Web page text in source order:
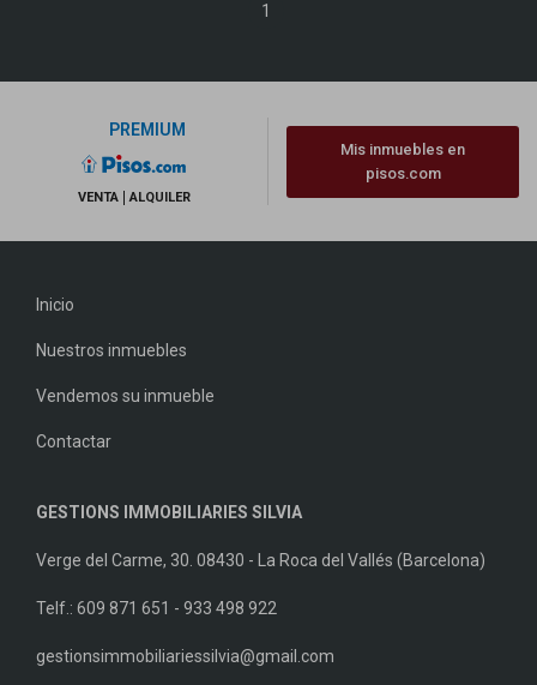
1
PREMIUM
VENTA ALQUILER
Mis inmuebles en
pisos.com
Inicio
Nuestros inmuebles
Vendemos su inmueble
Contactar
GESTIONS IMMOBILIARIES SILVIA
Verge del Carme, 30. 08430 - La Roca del Vallés (Barcelona)
Telf.: 609 871 651 - 933 498 922
gestionsimmobiliariessilvia@gmail.com